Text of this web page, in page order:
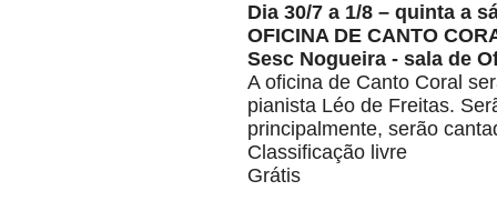
Dia 30/7 a 1/8 – quinta a
OFICINA DE CANTO
Sesc Nogueira - sala de
A oficina de Canto Coral
pianista Léo de Freitas.
principalmente, serão
Classificação livre
Grátis